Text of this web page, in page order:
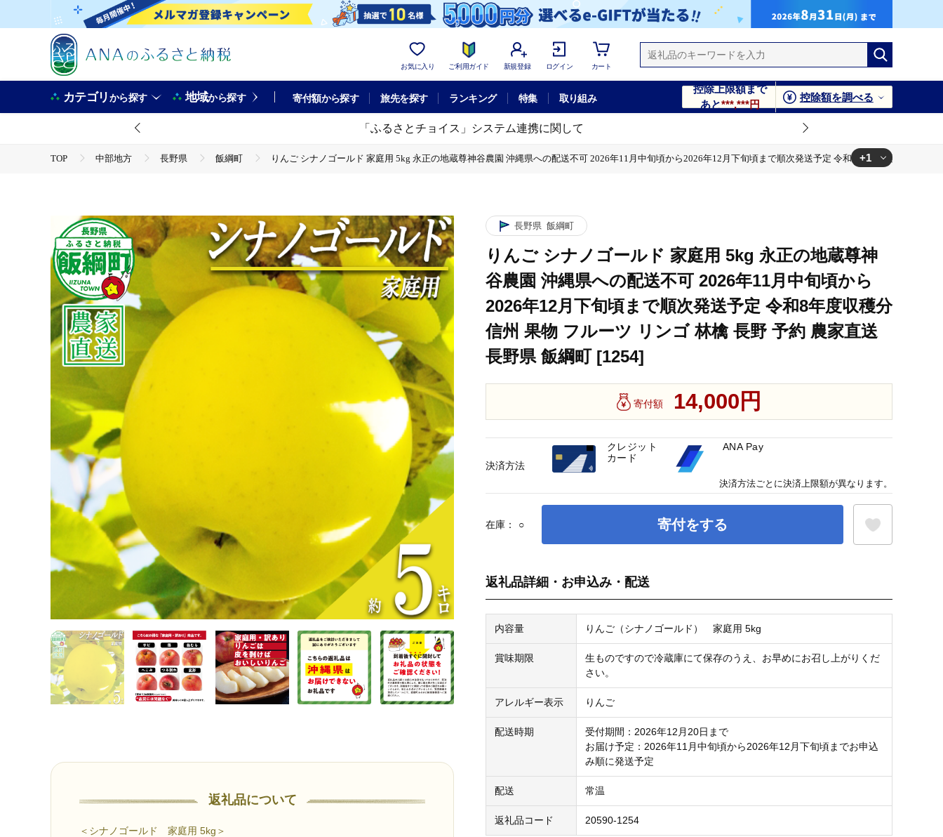
お気に入り ご利用ガイド 新規登録 ログイン カート
カテゴリから探す 地域から探す 寄付額から探す 旅先を探す ランキング 特集 取り組み
控除上限額まで
あと***,***円
控除額を調べる
「ふるさとチョイス」システム連携に関して
TOP 中部地方 長野県 飯綱町
りんご シナノゴールド 家庭用 5kg 永正の地蔵尊神谷農園 沖縄県への配送不可 2026年11月中旬頃から2026年12月下旬頃まで順次発送予定 令和8年度収穫分 信州 果
+1
返礼品について
＜シナノゴールド 家庭用 5kg＞
長野県 飯綱町
りんご シナノゴールド 家庭用 5kg 永正の地蔵尊神
谷農園 沖縄県への配送不可 2026年11月中旬頃から
2026年12月下旬頃まで順次発送予定 令和8年度収穫分
信州 果物 フルーツ リンゴ 林檎 長野 予約 農家直送
長野県 飯綱町 [1254]
寄付額 14,000円
在庫： ○ 寄付をする
返礼品詳細・お申込み・配送
内容量 りんご（シナノゴールド） 家庭用 5kg
賞味期限
生ものですので冷蔵庫にて保存のうえ、お早めにお召し上がりくだ
さい。
アレルギー表示 りんご
配送時期
受付期間：2026年12月20日まで
お届け予定：2026年11月中旬頃から2026年12月下旬頃までお申込
み順に発送予定
配送 常温
返礼品コード 20590-1254
決済方法
クレジット
カード
ANA Pay
決済方法ごとに決済上限額が異なります。